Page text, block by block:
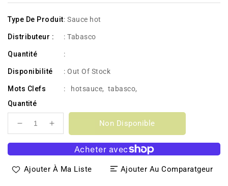
Type De Produit: Sauce hot
Distributeur : : Tabasco
Quantité :
Disponibilité : Out Of Stock
Mots Clefs : hotsauce, tabasco,
Quantité
Réduire
TABASCO®
Augmenter
quantité
TABASCO®
Non Disponible
Ajouter À Ma Liste Ajouter Au Comparatgeur